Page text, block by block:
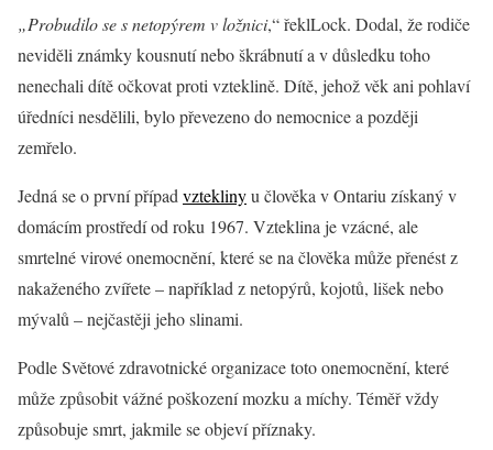
„Probudilo se s netopýrem v ložnici,“ řeklLock. Dodal, že rodiče
neviděli známky kousnutí nebo škrábnutí a v důsledku toho
nenechali dítě očkovat proti vzteklině. Dítě, jehož věk ani pohlaví
úředníci nesdělili, bylo převezeno do nemocnice a později
zemřelo.
Jedná se o první případ vzteklinyu člověka v Ontariu získaný v
domácím prostředí od roku 1967. Vzteklina je vzácné, ale
smrtelné virové onemocnění, které se na člověka může přenést z
nakaženého zvířete – například z netopýrů, kojotů, lišek nebo
mývalů – nejčastěji jeho slinami.
Podle Světové zdravotnické organizace toto onemocnění, které
může způsobit vážné poškození mozku a míchy. Téměř vždy
způsobuje smrt, jakmile se objeví příznaky.